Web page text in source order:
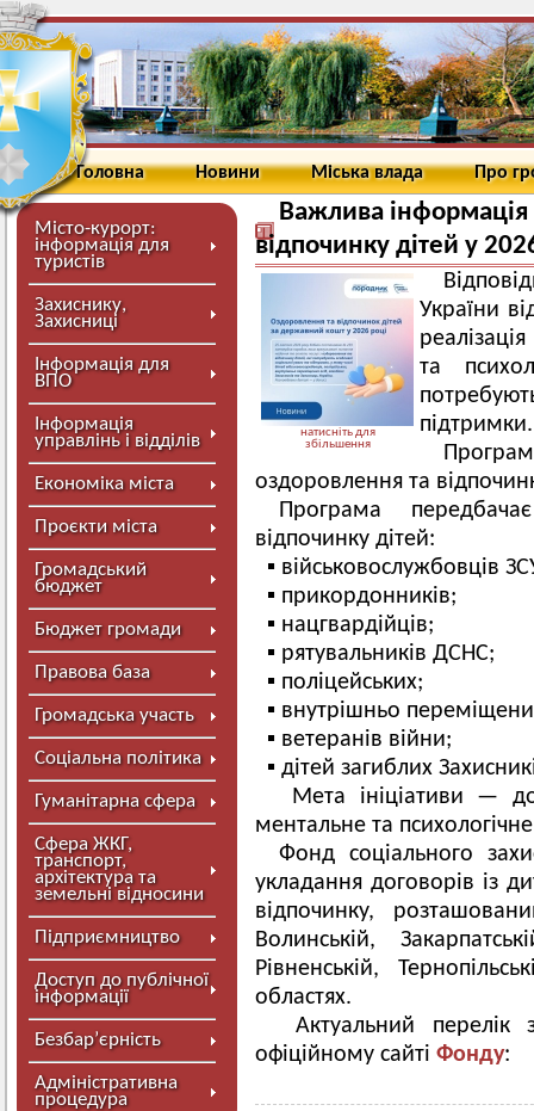
Головна Новини Міська влада Про
Місто-курорт:
інформація для
туристів
Захиснику,
Захисниці
Інформація для
ВПО
Інформація
управлінь і відділів
Економіка міста
Проєкти міста
Громадський
бюджет
Бюджет громади
Правова база
Громадська участь
Соціальна політика
Гуманітарна сфера
Сфера ЖКГ,
транспорт,
архітектура та
земельні відносини
Підприємництво
Доступ до публічної
інформації
Безбар’єрність
Адміністративна
процедура
Важлива
відпочинку дітей у
натисніть для
збільшення
України
та
підтримки.
оздоровлення та
Програма
відпочинку дітей:
▪️ військовослужбовців
▪️ прикордонників;
▪️ нацгвардійців;
▪️ рятувальників ДСНС;
▪️ поліцейських;
▪️ внутрішньо
▪️ ветеранів війни;
▪️ дітей загиблих
Мета ініціативи —
ментальне та
Фонд соціального
укладання договорів із
відпочинку,
Волинській,
Рівненській,
областях.
Актуальний перелік
офіційному сайті Фонду: